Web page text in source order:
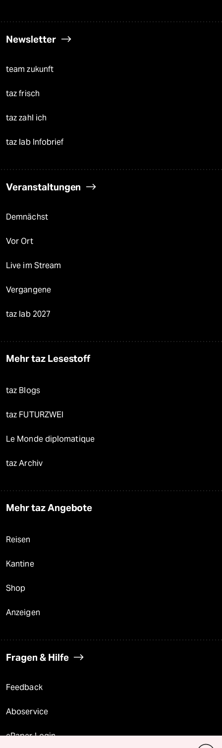
Newsletter
team zukunft
taz frisch
taz zahl ich
taz lab Infobrief
Veranstaltungen
Demnächst
Vor Ort
Live im Stream
Vergangene
taz lab 2027
Mehr taz Lesestoff
taz Blogs
taz FUTURZWEI
Le Monde diplomatique
taz Archiv
Mehr taz Angebote
Reisen
Kantine
Shop
Anzeigen
Fragen & Hilfe
Feedback
Aboservice
ePaper Login